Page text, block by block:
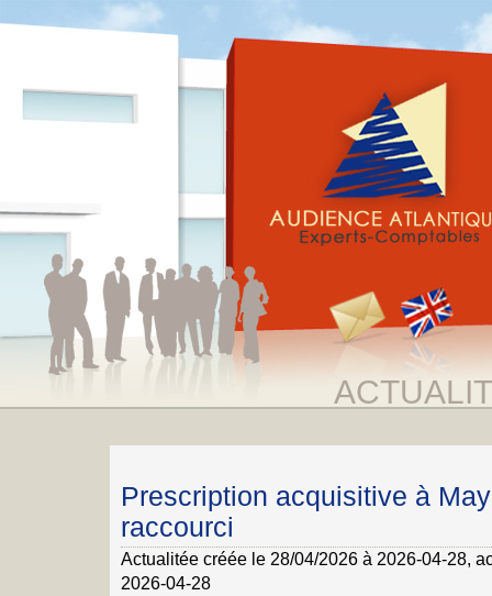
Prescription acquisitive à
raccourci
Actualitée créée le 28/04/2026 à 2026-04-28,
2026-04-28